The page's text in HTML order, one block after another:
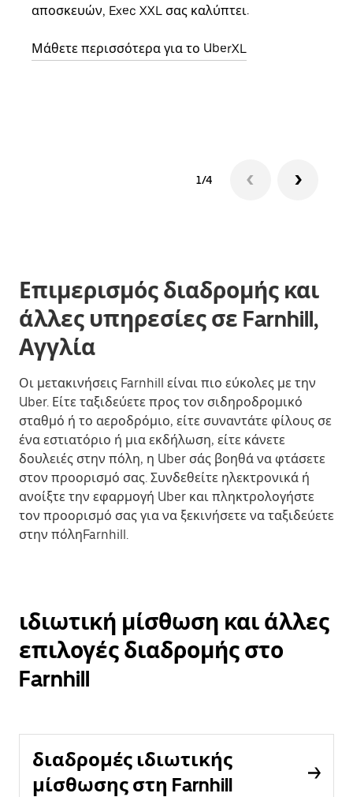
αποσκευών, Exec XXL σας καλύπτει.
Μάθετε περισσότερα για το UberXL
1/4
Επιμερισμός διαδρομής και
άλλες υπηρεσίες σε Farnhill,
Αγγλία
Οι μετακινήσεις Farnhill είναι πιο εύκολες με την
Uber. Είτε ταξιδεύετε προς τον σιδηροδρομικό
σταθμό ή το αεροδρόμιο, είτε συναντάτε φίλους σε
ένα εστιατόριο ή μια εκδήλωση, είτε κάνετε
δουλειές στην πόλη, η Uber σάς βοηθά να φτάσετε
στον προορισμό σας. Συνδεθείτε ηλεκτρονικά ή
ανοίξτε την εφαρμογή Uber και πληκτρολογήστε
τον προορισμό σας για να ξεκινήσετε να ταξιδεύετε
στην πόληFarnhill.
ιδιωτική μίσθωση και άλλες
επιλογές διαδρομής στο
Farnhill
διαδρομές ιδιωτικής
μίσθωσης στη Farnhill